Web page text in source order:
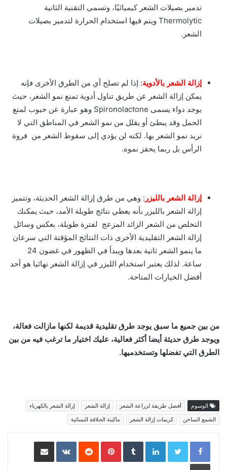
تدمير بصيلات الشعر كيميائيًا، وتسمى التقنية الثانية
Thermolytic ويتم فيها استخدام الحرارة لتدمير بصيلات
الشعر.
إزالة الشعر بالأدوية: إذا لم تصلح أي من الطرق الأخرى فإنه
يمكن إزالة الشعر عن طريق تناول أدوية تمنع نمو الشعر، حيث
يوجد دواء يسمى Spironolactone وهو عبارة عن حبوب لمنع
الحمل وقد يبطئ أو يقلل من نمو الشعر في المناطق التي لا
نريد نمو الشعر بها. لكنه لن يؤدي إلى سقوط الشعر من فروة
الرأس بل ربما يحفز نموه.
إزالة الشعر بالليزر : وهي من طرق إزالة الشعر الحديثة، وتتميز
إزالة الشعر بالليزر بأنه يعطي نتائج طويلة الأمد، حيث يمكنك
التخلص من الشعر الزائد المزعج لفترة طويلة، بعكس وسائل
إزالة الشعر التقليدية الأخرى ذات النتائج المؤقتة التي سرعان
ما ينمو الشعر ثانية بعدها ويبدأ في الظهور في غضون 24
ساعة. لذلك يعتبر استخدام الليزر في إزالة الشعر نهائيا هو أحد
أفضل الخيارات المتاحة.
من بين جميع ما سبق يوجد طرق تقليدية قديمة لكنها مازالت فعالة،
ويوجد طرق حديثة أيضا أكثر فعالية، عليك اختيار ما ترغب فيه من بين
الطرق التي تفضلها وتستخدميها.
الوسوم أفضل طريقة لزراعة الشعر إزالة الشعر
إزالة الشعر بالكهرباء
الشمع الساخن
كريمات إزالة الشعر ماكينة الحلاقة النسائية
LinkedIn
Pinterest مشاركة عبر البريد
طباعة